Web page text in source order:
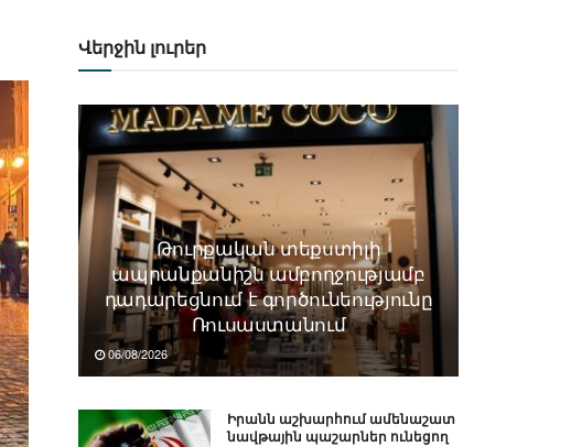
Վերջին լուրեր
Թուրքական տեքստիլի
ապրանքանիշն ամբողջությամբ
դադարեցնում է գործունեությունը
Ռուսաստանում
06/08/2026
Իրանն աշխարհում ամենաշատ
նավթային պաշարներ ունեցող